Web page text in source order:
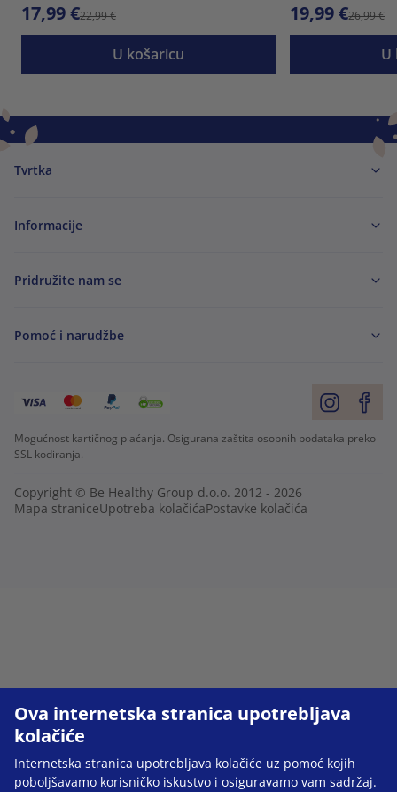
Ova internetska stranica upotrebljava
kolačiće
Internetska stranica upotrebljava kolačiće uz pomoć kojih
poboljšavamo korisničko iskustvo i osiguravamo vam sadržaj.
17,99 €22,99 €
U košaricu
19,99 €26,99 €
U
Tvrtka
Informacije
Pridružite nam se
Pomoć i narudžbe
Mogućnost kartičnog plaćanja. Osigurana zaštita osobnih podataka preko
SSL kodiranja.
Copyright © Be Healthy Group d.o.o. 2012 - 2026
Mapa straniceUpotreba kolačićaPostavke kolačića